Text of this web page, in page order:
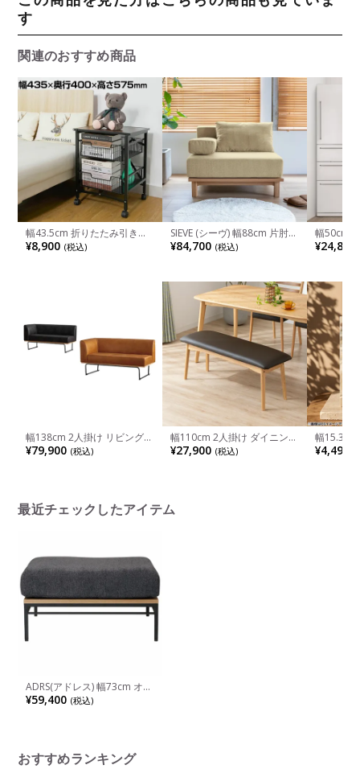
す
関連のおすすめ商品
幅43.5cm 折りたたみ引き出
しラック 3段 E-WIN ブラック
天板付き キャスター 固定脚
¥8,900 (税込)
SIEVE (シーヴ) 幅88cm 片肘ソ
ファ 1人掛け ソファ レクトユ
ニット ユニットソファ ロン
¥84,700 (税込)
幅50cm
スストレ
箱収納 ス
モダン ホ
¥24,800
幅138cm 2人掛け リビングソ
ファ COMFORM CRUSH
DANTON2 レザー調 ソファ
¥79,900 (税込)
幅110cm 2人掛け ダイニング
ベンチ ビーグル 木製 天然木
PVC 合皮 ベンチチェア リビ
¥27,900 (税込)
幅15.3cm
ィヴェク
ンド 写真
¥4,490
最近チェックしたアイテム
ADRS(アドレス) 幅73cm オッ
トマン カーラ ソファ オット
マン スチール+ウッド(オーク
¥59,400 (税込)
おすすめランキング